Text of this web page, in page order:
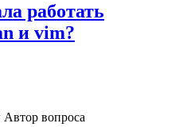
работать
и vim?
Автор вопроса